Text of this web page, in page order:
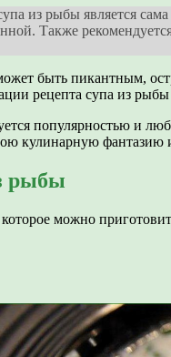
из рыбы является
Также
быть пикантным,
рецепта супа из
популярностью и
кулинарную
рыбы
можно